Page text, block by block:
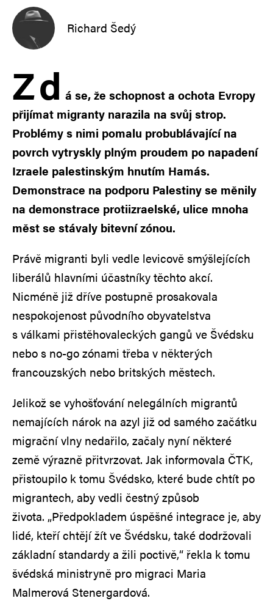
Richard Šedý
Zd á se, že schopnost a ochota Evropy
přijímat migranty narazila na svůj strop.
Problémy s nimi pomalu probublávající na
povrch vytryskly plným proudem po napadení
Izraele palestinským hnutím Hamás.
Demonstrace na podporu Palestiny se měnily
na demonstrace protiizraelské, ulice mnoha
měst se stávaly bitevní zónou.
Právě migranti byli vedle levicově smýšlejících
liberálů hlavními účastníky těchto akcí.
Nicméně již dříve postupně prosakovala
nespokojenost původního obyvatelstva
s válkami přistěhovaleckých gangů ve Švédsku
nebo s no-go zónami třeba v některých
francouzských nebo britských městech.
Jelikož se vyhošťování nelegálních migrantů
nemajících nárok na azyl již od samého začátku
migrační vlny nedařilo, začaly nyní některé
země výrazně přitvrzovat. Jak informovala ČTK,
přistoupilo k tomu Švédsko, které bude chtít po
migrantech, aby vedli čestný způsob
života. „Předpokladem úspěšné integrace je, aby
lidé, kteří chtějí žít ve Švédsku, také dodržovali
základní standardy a žili poctivě,“ řekla k tomu
švédská ministryně pro migraci Maria
Malmerová Stenergardová.